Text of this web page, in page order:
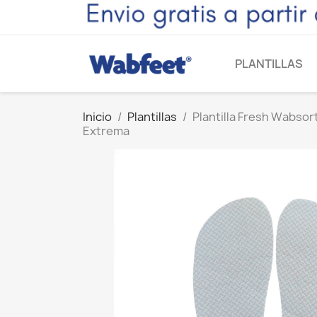
PLANTILLAS
Inicio Plantillas
Plantilla Fresh
Extrema